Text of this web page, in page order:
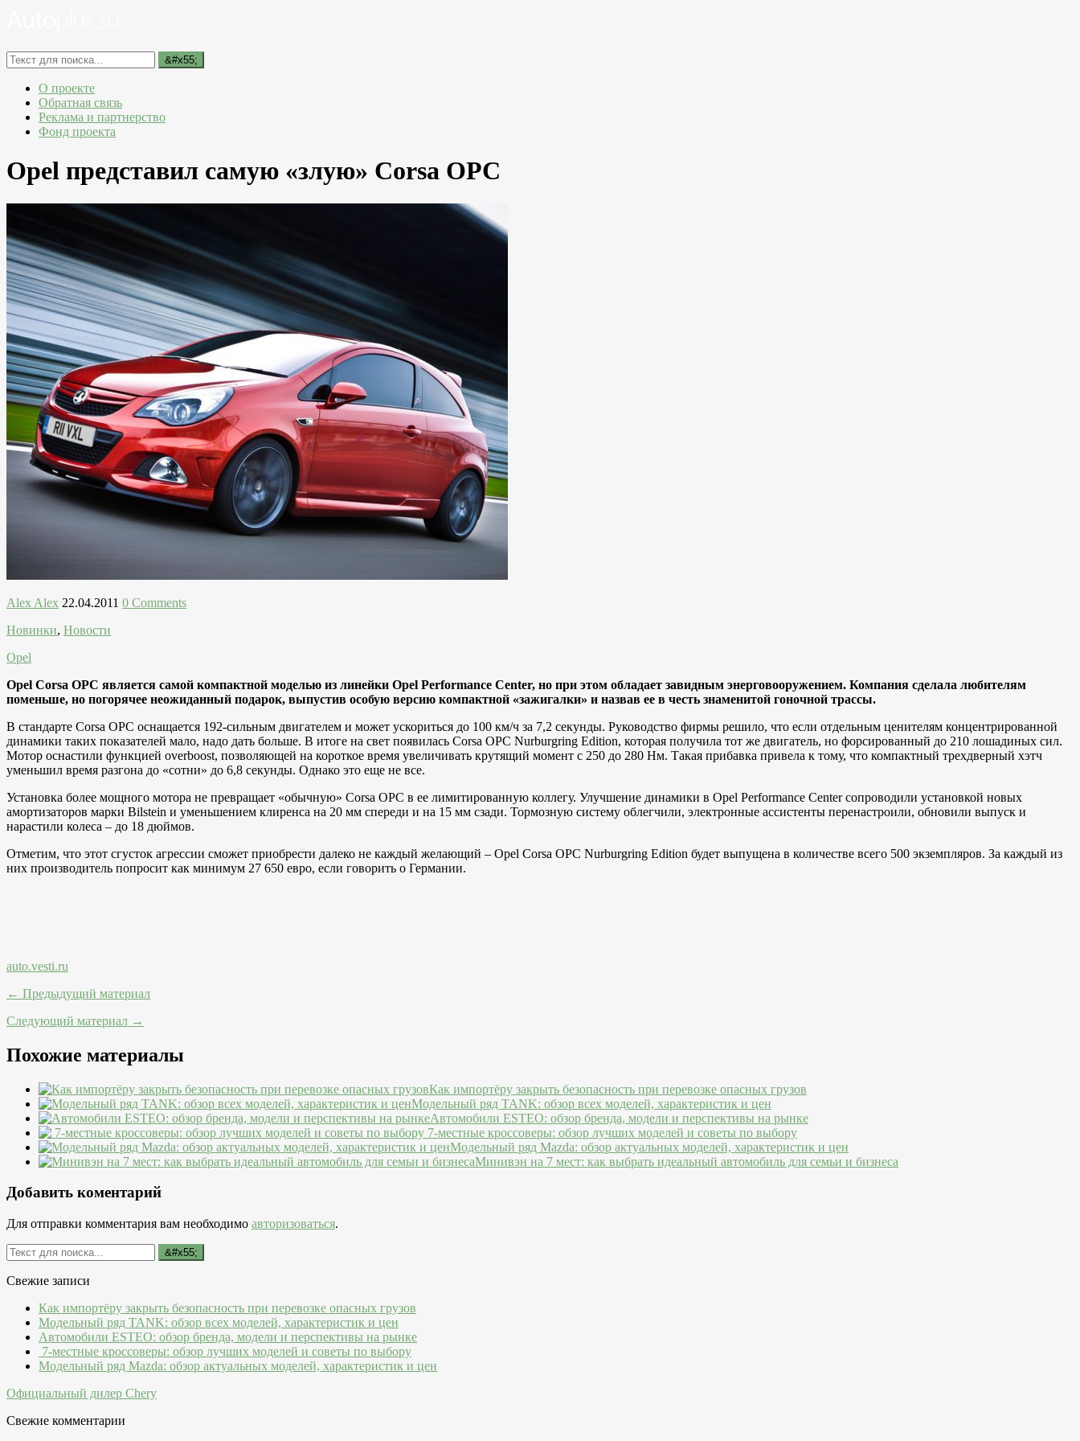
О проекте
Обратная связь
Реклама и партнерство
Фонд проекта
Opel представил самую «злую» Corsa OPC
Alex Alex 22.04.2011 0 Comments
Новинки, Новости
Opel
Opel Corsa OPC является самой компактной моделью из линейки Opel Performance Center, но при этом обладает завидным энерговооружением. Компания сделала любителям
поменьше, но погорячее неожиданный подарок, выпустив особую версию компактной «зажигалки» и назвав ее в честь знаменитой гоночной трассы.
В стандарте Corsa OPC оснащается 192-сильным двигателем и может ускориться до 100 км/ч за 7,2 секунды. Руководство фирмы решило, что если отдельным ценителям концентрированной
динамики таких показателей мало, надо дать больше. В итоге на свет появилась Corsa OPC Nurburgring Edition, которая получила тот же двигатель, но форсированный до 210 лошадиных сил.
Мотор оснастили функцией overboost, позволяющей на короткое время увеличивать крутящий момент с 250 до 280 Нм. Такая прибавка привела к тому, что компактный трехдверный хэтч
уменьшил время разгона до «сотни» до 6,8 секунды. Однако это еще не все.
Установка более мощного мотора не превращает «обычную» Corsa OPC в ее лимитированную коллегу. Улучшение динамики в Opel Performance Center сопроводили установкой новых
амортизаторов марки Bilstein и уменьшением клиренса на 20 мм спереди и на 15 мм сзади. Тормозную систему облегчили, электронные ассистенты перенастроили, обновили выпуск и
нарастили колеса – до 18 дюймов.
Отметим, что этот сгусток агрессии сможет приобрести далеко не каждый желающий – Opel Corsa OPC Nurburgring Edition будет выпущена в количестве всего 500 экземпляров. За каждый из
них производитель попросит как минимум 27 650 евро, если говорить о Германии.
auto.vesti.ru
← Предыдущий материал
Следующий материал →
Похожие материалы
Как импортёру закрыть безопасность при перевозке опасных грузов
Модельный ряд TANK: обзор всех моделей, характеристик и цен
Автомобили ESTEO: обзор бренда, модели и перспективы на рынке
7-местные кроссоверы: обзор лучших моделей и советы по выбору
Модельный ряд Mazda: обзор актуальных моделей, характеристик и цен
Минивэн на 7 мест: как выбрать идеальный автомобиль для семьи и бизнеса
Добавить коментарий
Для отправки комментария вам необходимо авторизоваться.
Свежие записи
Как импортёру закрыть безопасность при перевозке опасных грузов
Модельный ряд TANK: обзор всех моделей, характеристик и цен
Автомобили ESTEO: обзор бренда, модели и перспективы на рынке
7-местные кроссоверы: обзор лучших моделей и советы по выбору
Модельный ряд Mazda: обзор актуальных моделей, характеристик и цен
Официальный дилер Chery
Свежие комментарии